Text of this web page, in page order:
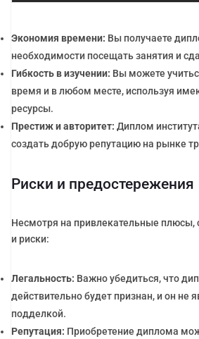
Экономия времени: Вы получаете
необходимости посещать занятия и
Гибкость в изучении: Вы можете
время и в любом месте, используя
ресурсы.
Престиж и авторитет: Диплом
создать добрую репутацию на рынке
Риски и предостережения
Несмотря на привлекательные плюсы,
и риски:
Легальность: Важно убедиться, что
действительно будет признан, и он не
подделкой.
Репутация: Приобретение диплома